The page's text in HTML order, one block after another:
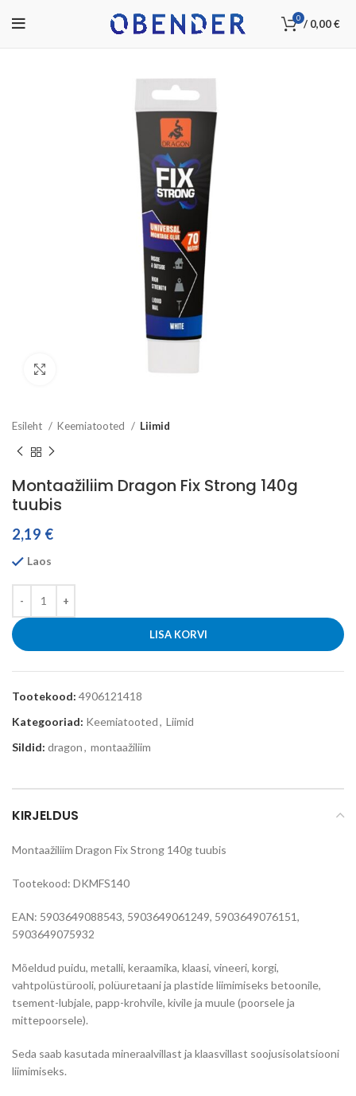
0 / 0,00€
Esileht Keemiatooted Liimid
Montaažiliim Dragon Fix Strong 140g
tuubis
2,19 €
Laos
LISA KORVI
Tootekood: 4906121418
Kategooriad: Keemiatooted, Liimid
Sildid: dragon, montaažiliim
KIRJELDUS
Montaažiliim Dragon Fix Strong 140g tuubis
Tootekood: DKMFS140
EAN: 5903649088543, 5903649061249, 5903649076151,
5903649075932
Mõeldud puidu, metalli, keraamika, klaasi, vineeri, korgi,
vahtpolüstürooli, polüuretaani ja plastide liimimiseks betoonile,
tsement-lubjale, papp-krohvile, kivile ja muule (poorsele ja
mittepoorsele).
Seda saab kasutada mineraalvillast ja klaasvillast soojusisolatsiooni
liimimiseks.